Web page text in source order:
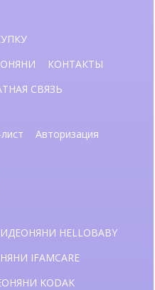
КОНТАКТЫ
СВЯЗЬ
Авторизация
HELLOBABY
IFAMCARE
KODAK